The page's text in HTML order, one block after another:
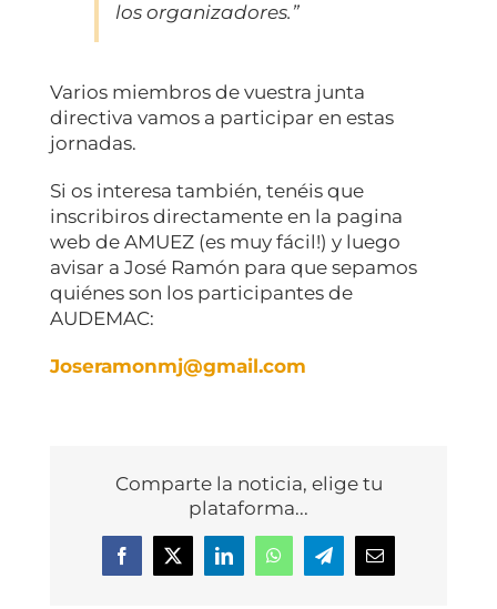
los organizadores.”
Varios miembros de vuestra junta
directiva vamos a participar en estas
jornadas.
Si os interesa también, tenéis que
inscribiros directamente en la pagina
web de AMUEZ (es muy fácil!) y luego
avisar a José Ramón para que sepamos
quiénes son los participantes de
AUDEMAC:
Joseramonmj@gmail.com
Comparte la noticia, elige tu
plataforma...
Facebook
X LinkedInWhatsAppTelegramCorreo
electrónico